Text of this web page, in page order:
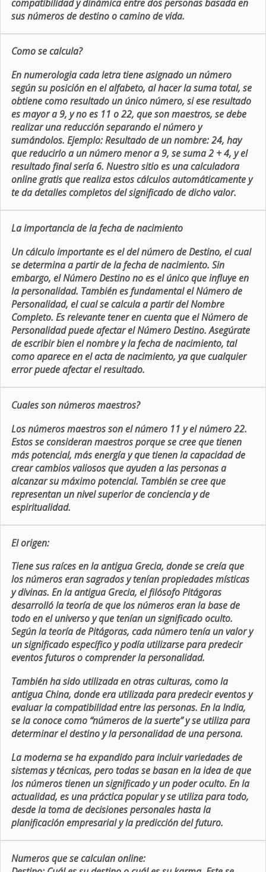
compatibilidad y dinámica entre dos personas basada en
sus números de destino o camino de vida.
Como se calcula?
En numerologia cada letra tiene asignado un número
según su posición en el alfabeto, al hacer la suma total, se
obtiene como resultado un único número, si ese resultado
es mayor a 9, y no es 11 o 22, que son maestros, se debe
realizar una reducción separando el número y
sumándolos. Ejemplo: Resultado de un nombre: 24, hay
que reducirlo a un número menor a 9, se suma 2 + 4, y el
resultado final sería 6. Nuestro sitio es una calculadora
online gratis que realiza estos cálculos automáticamente y
te da detalles completos del significado de dicho valor.
La importancia de la fecha de nacimiento
Un cálculo importante es el del número de Destino, el cual
se determina a partir de la fecha de nacimiento. Sin
embargo, el Número Destino no es el único que influye en
la personalidad. También es fundamental el Número de
Personalidad, el cual se calcula a partir del Nombre
Completo. Es relevante tener en cuenta que el Número de
Personalidad puede afectar el Número Destino. Asegúrate
de escribir bien el nombre y la fecha de nacimiento, tal
como aparece en el acta de nacimiento, ya que cualquier
error puede afectar el resultado.
Cuales son números maestros?
Los números maestros son el número 11 y el número 22.
Estos se consideran maestros porque se cree que tienen
más potencial, más energía y que tienen la capacidad de
crear cambios valiosos que ayuden a las personas a
alcanzar su máximo potencial. También se cree que
representan un nivel superior de conciencia y de
espiritualidad.
El origen:
Tiene sus raíces en la antigua Grecia, donde se creía que
los números eran sagrados y tenían propiedades místicas
y divinas. En la antigua Grecia, el filósofo Pitágoras
desarrolló la teoría de que los números eran la base de
todo en el universo y que tenían un significado oculto.
Según la teoría de Pitágoras, cada número tenía un valor y
un significado específico y podía utilizarse para predecir
eventos futuros o comprender la personalidad.
También ha sido utilizada en otras culturas, como la
antigua China, donde era utilizada para predecir eventos y
evaluar la compatibilidad entre las personas. En la India,
se la conoce como “números de la suerte” y se utiliza para
determinar el destino y la personalidad de una persona.
La moderna se ha expandido para incluir variedades de
sistemas y técnicas, pero todas se basan en la idea de que
los números tienen un significado y un poder oculto. En la
actualidad, es una práctica popular y se utiliza para todo,
desde la toma de decisiones personales hasta la
planificación empresarial y la predicción del futuro.
Numeros que se calculan online: